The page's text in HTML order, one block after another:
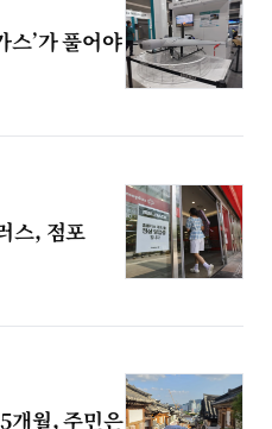
스’가 풀어야
스, 점포
개월, 주민은